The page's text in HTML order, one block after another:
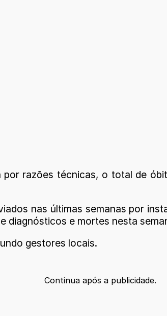
razões técnicas, o total de
nas últimas semanas por
e mortes nesta
gestores locais.
Continua após a publicidade.